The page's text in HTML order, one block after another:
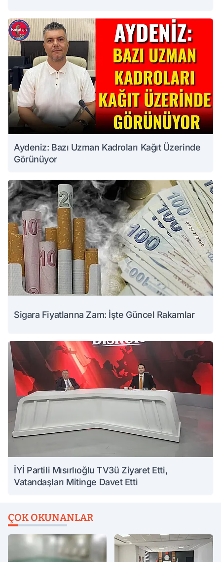
Aydeniz: Bazı Uzman Kadroları Kağıt Üzerinde
Görünüyor
Sigara Fiyatlarına Zam: İşte Güncel Rakamlar
İYİ Partili Mısırlıoğlu TV3ü Ziyaret Etti,
Vatandaşları Mitinge Davet Etti
ÇOK OKUNANLAR